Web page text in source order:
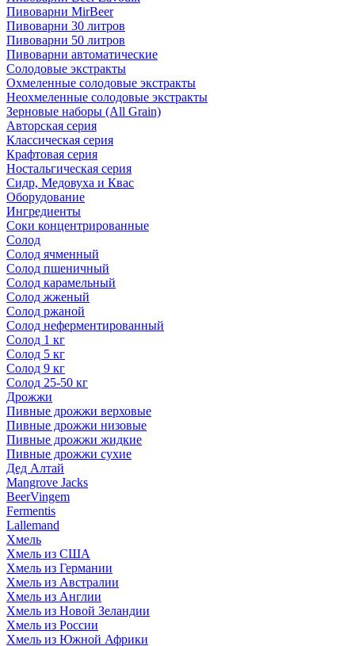
Пивоварни MirBeer
Пивоварни 30 литров
Пивоварни 50 литров
Пивоварни автоматические
Солодовые экстракты
Охмеленные солодовые экстракты
Неохмеленные солодовые экстракты
Зерновые наборы (All Grain)
Авторская серия
Классическая серия
Крафтовая серия
Ностальгическая серия
Сидр, Медовуха и Квас
Оборудование
Ингредиенты
Соки концентрированные
Солод
Солод ячменный
Солод пшеничный
Солод карамельный
Солод жженый
Солод ржаной
Солод неферментированный
Солод 1 кг
Солод 5 кг
Солод 9 кг
Солод 25-50 кг
Дрожжи
Пивные дрожжи верховые
Пивные дрожжи низовые
Пивные дрожжи жидкие
Пивные дрожжи сухие
Дед Алтай
Mangrove Jacks
BeerVingem
Fermentis
Lallemand
Хмель
Хмель из США
Хмель из Германии
Хмель из Австралии
Хмель из Англии
Хмель из Новой Зеландии
Хмель из России
Хмель из Южной Африки